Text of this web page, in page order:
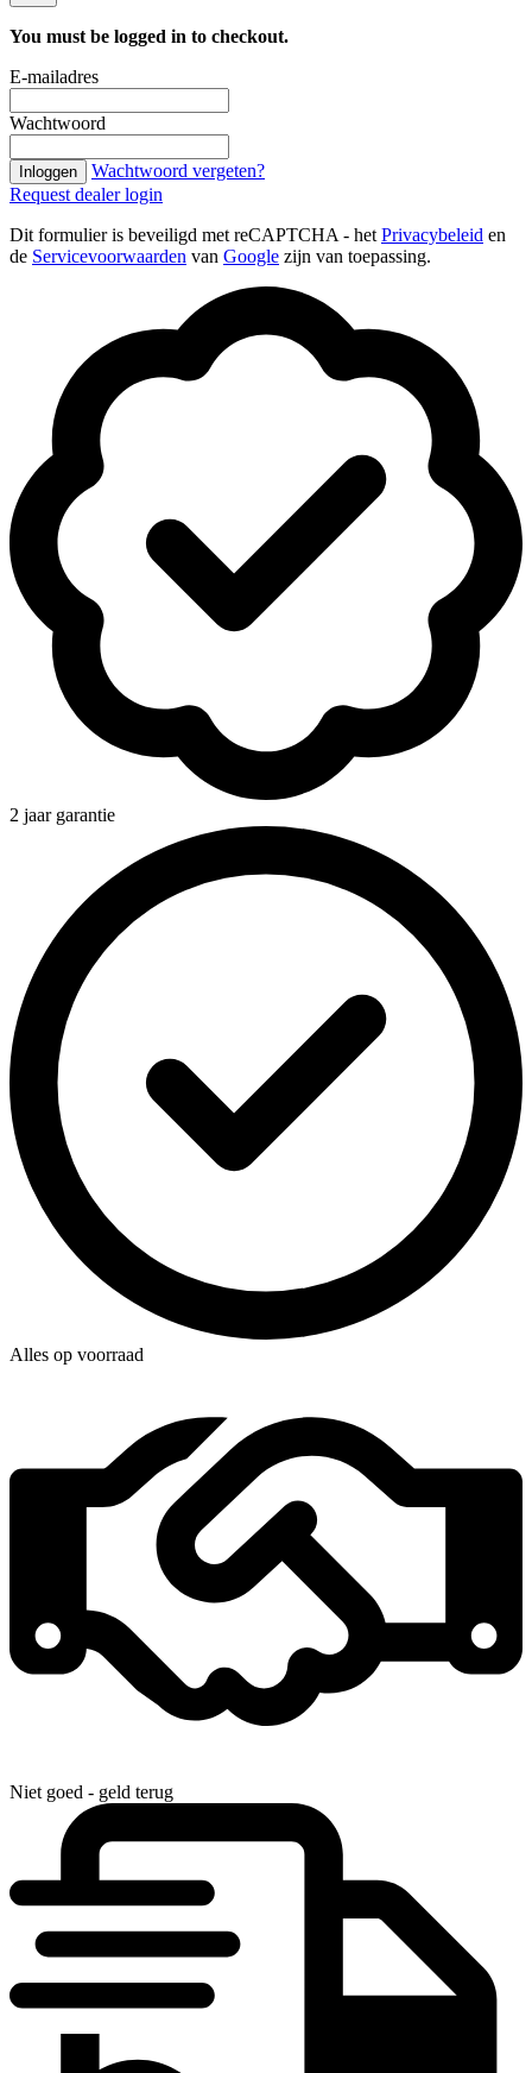
You must be logged in to checkout.
E-mailadres
Wachtwoord
Inloggen
Wachtwoord vergeten?
Request dealer login
Dit formulier is beveiligd met reCAPTCHA - het Privacybeleid en
de Servicevoorwaarden van Google zijn van toepassing.
2 jaar garantie
Alles op voorraad
Niet goed - geld terug